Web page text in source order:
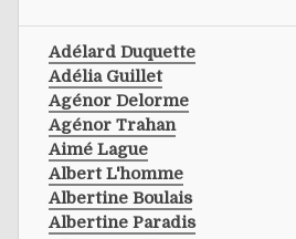
Adélard Duquette
Adélia Guillet
Agénor Delorme
Agénor Trahan
Aimé Lague
Albert L'homme
Albertine Boulais
Albertine Paradis